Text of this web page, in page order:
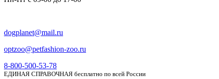
dogplanet@mail.ru
optzoo@petfashion-zoo.ru
8-800-500-53-78
ЕДИНАЯ СПРАВОЧНАЯ бесплатно по всей России